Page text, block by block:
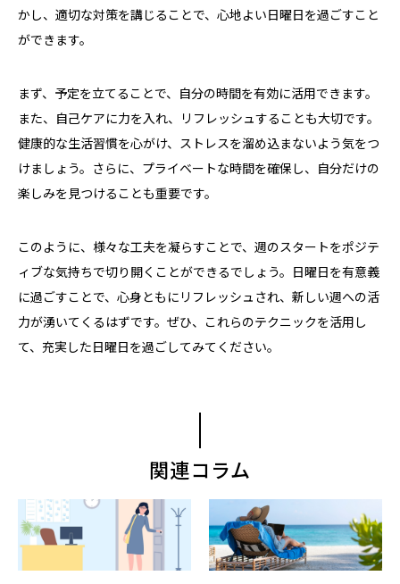
かし、適切な対策を講じることで、心地よい日曜日を過ごすこと
ができます。
まず、予定を立てることで、自分の時間を有効に活用できます。
また、自己ケアに力を入れ、リフレッシュすることも大切です。
健康的な生活習慣を心がけ、ストレスを溜め込まないよう気をつ
けましょう。さらに、プライベートな時間を確保し、自分だけの
楽しみを見つけることも重要です。
このように、様々な工夫を凝らすことで、週のスタートをポジテ
ィブな気持ちで切り開くことができるでしょう。日曜日を有意義
に過ごすことで、心身ともにリフレッシュされ、新しい週への活
力が湧いてくるはずです。ぜひ、これらのテクニックを活用し
て、充実した日曜日を過ごしてみてください。
関連コラム